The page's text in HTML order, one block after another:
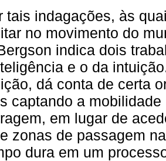
tais indagações, às
no movimento do
indica dois
e o da
dá conta de certa
captando a
em lugar de
zonas de passagem
dura em um